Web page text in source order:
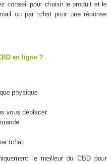
conseil pour choisir le produit et le
ou par tchat pour une réponse
en ligne ?
physique
vous déplacer
tchat
le meilleur du CBD pour